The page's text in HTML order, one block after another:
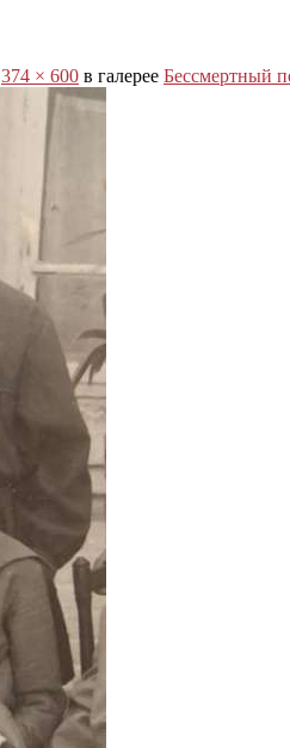
374 × 600 в галерее Бессмертный